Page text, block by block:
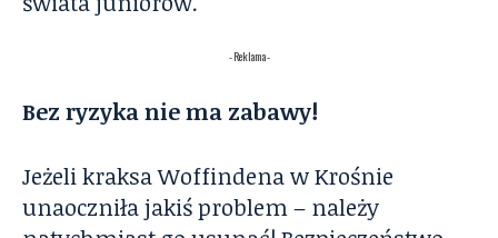
- Reklama -
Bez ryzyka nie ma zabawy!
Jeżeli kraksa Woffindena w Krośnie
unaoczniła jakiś problem – należy